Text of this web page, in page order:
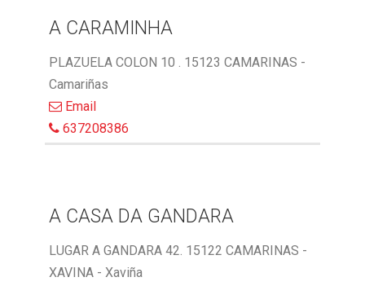
A CARAMINHA
PLAZUELA COLON 10 . 15123 CAMARINAS -
Camariñas
Email
637208386
A CASA DA GANDARA
LUGAR A GANDARA 42. 15122 CAMARINAS -
XAVINA - Xaviña